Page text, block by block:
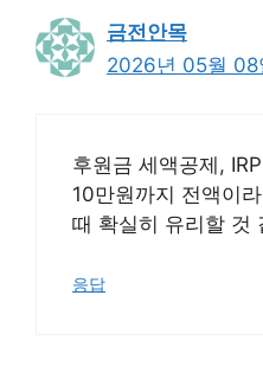
금전안목
2026년 05월 08
후원금 세액공제,
10만원까지 전액이
때 확실히 유리할 것
응답